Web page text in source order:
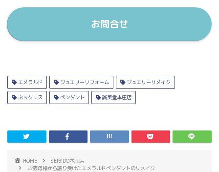
お問合せ
エメラルド ジュエリーリフォーム ジュエリーリメイク
ネックレス ペンダント 誠美堂本庄店
HOME
SEIBIDO本庄店
お義母様から譲り受けたエメラルドペンダントのリメイク